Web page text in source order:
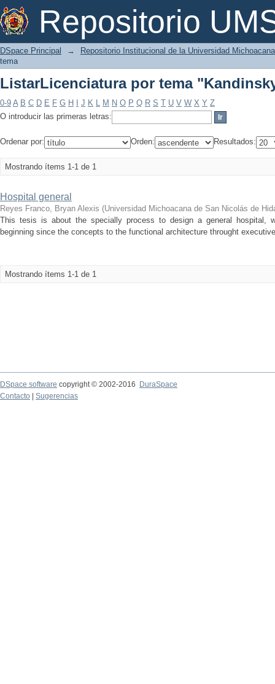
Repositorio
ListarLicenciatura por tema
DSpace Principal →
Repositorio Institucional de la Universidad
tema
ListarLicenciatura por tema
0-9 A B C D E F G H J K L M N O P Q R S T U V W X Y Z
O introducir las primeras letras:
Ordenar por: Orden: Resultados:
Mostrando ítems 1-1 de 1
Hospital general
Reyes Franco, Bryan Alexis (Universidad Michoacana de San Nicolás de
This tesis is about the specially process to design a general hospital,
beginning since the concepts to the functional architecture throught
Mostrando ítems 1-1 de 1
DSpace software copyright © 2002-2016
DuraSpace
Contacto
Sugerencias